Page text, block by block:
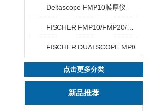
Deltascope FMP10膜厚仪
FISCHER DUALSCOPE MP0
点击更多分类
新品推荐